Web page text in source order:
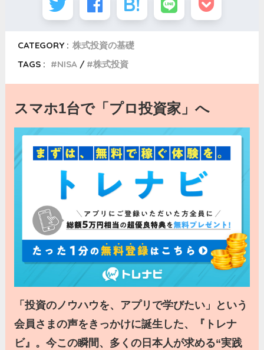
CATEGORY : 株式投資の基礎
TAGS :
NISA 株式投資
スマホ1台で「プロ投資家」へ
「投資のノウハウを、アプリで学びたい」という
会員さまの声をきっかけに誕生した、『トレナ
ビ』。今この瞬間、多くの日本人が求める“実践